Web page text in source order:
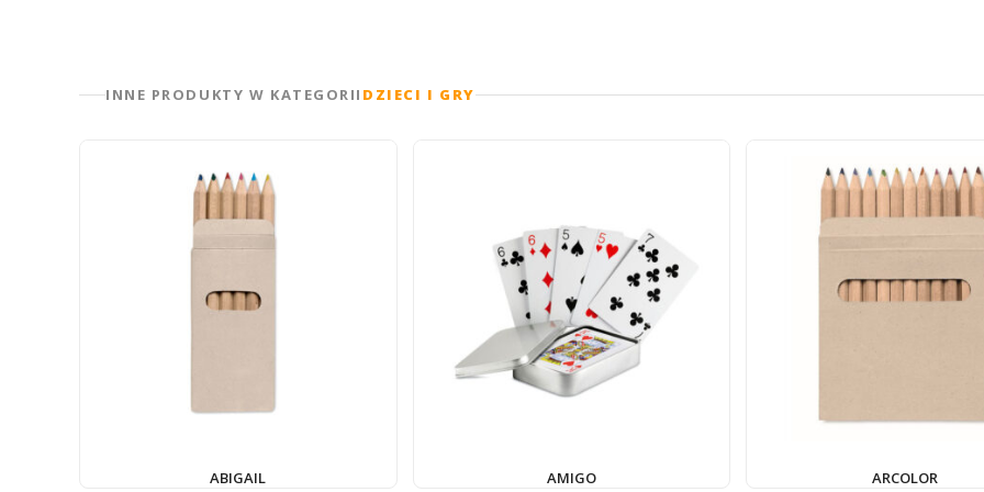
INNE PRODUKTY W KATEGORII DZIECI I GRY
ABIGAIL AMIGO ARCOLOR